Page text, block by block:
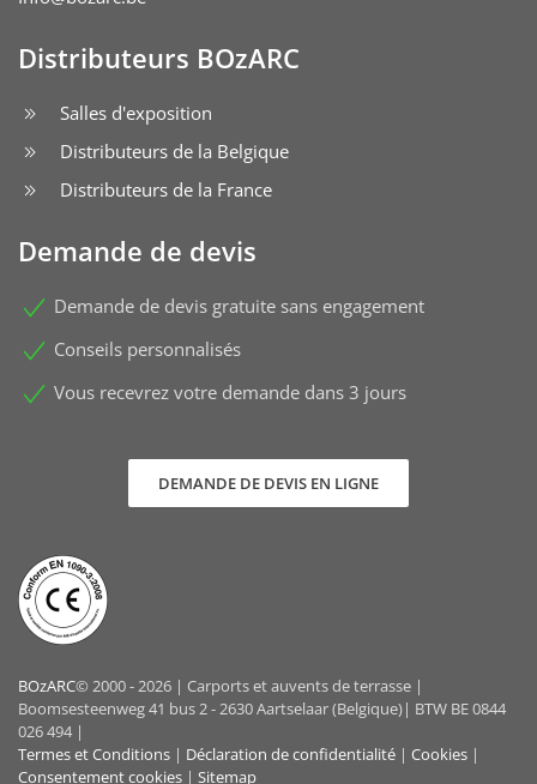
Distributeurs BOzARC
Salles d'exposition
Distributeurs de la Belgique
Distributeurs de la France
Demande de devis
Demande de devis gratuite sans engagement
Conseils personnalisés
Vous recevrez votre demande dans 3 jours
DEMANDE DE DEVIS EN LIGNE
BOzARC© 2000 - 2026 | Carports et auvents de terrasse |
Boomsesteenweg 41 bus 2 - 2630 Aartselaar (Belgique)| BTW BE 0844
026 494 |
Termes et Conditions | Déclaration de confidentialité | Cookies |
Consentement cookies | Sitemap